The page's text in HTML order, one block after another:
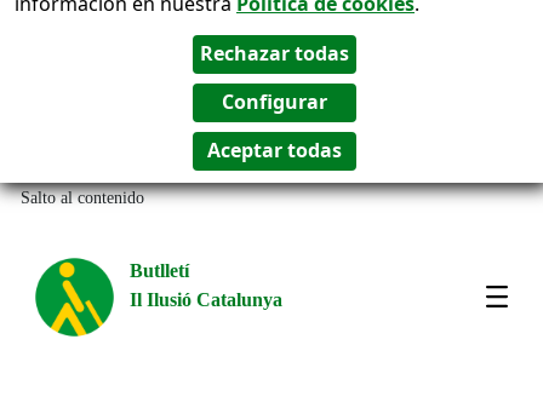
Salto al contenido
Butlletí
Il Ilusió Catalunya